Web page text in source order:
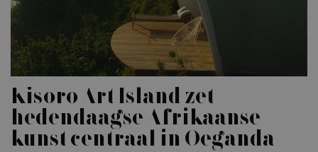
Kisoro Art Island zet
hedendaagse Afrikaanse
kunst centraal in Oeganda